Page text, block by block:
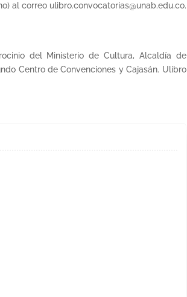
al correo ulibro.convocatorias@unab.edu.co.
del Ministerio de Cultura, Alcaldía de
Centro de Convenciones y Cajasán. Ulibro